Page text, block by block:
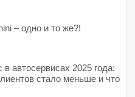
– одно и то же?!
автосервисах 2025 года:
стало меньше и что